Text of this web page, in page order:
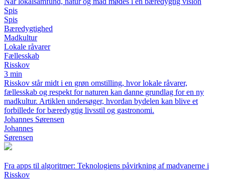
Spis
Spis
Bæredygtighed
Madkultur
Lokale råvarer
Fællesskab
Risskov
3 min
Risskov står midt i en grøn omstilling, hvor lokale råvarer,
fællesskab og respekt for naturen kan danne grundlag for en ny
madkultur. Artiklen undersøger, hvordan bydelen kan blive et
forbillede for bæredygtig livsstil og gastronomi.
Johannes Sørensen
Johannes
Sørensen
Fra apps til algoritmer: Teknologiens påvirkning af madvanerne i
Risskov